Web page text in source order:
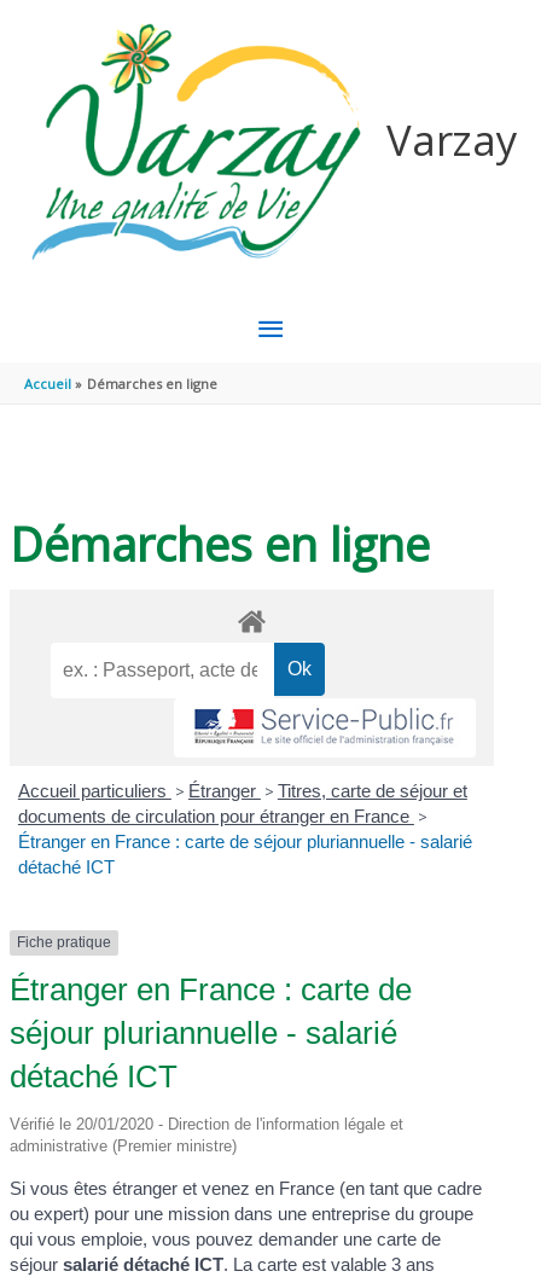
Varzay
MENU
Accueil Démarches en ligne
Démarches en ligne
Accueil particuliers > Étranger > Titres, carte de séjour et
documents de circulation pour étranger en France >
Étranger en France : carte de séjour pluriannuelle - salarié
détaché ICT
Fiche pratique
Étranger en France : carte de
séjour pluriannuelle - salarié
détaché ICT
Vérifié le 20/01/2020 - Direction de l'information légale et
administrative (Premier ministre)
Si vous êtes étranger et venez en France (en tant que cadre
ou expert) pour une mission dans une entreprise du groupe
qui vous emploie, vous pouvez demander une carte de
séjoursalarié détaché ICT. La carte est valable 3 ans